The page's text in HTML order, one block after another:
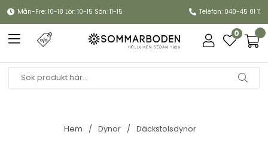
Mån-Fre: 10-18 Lör: 10-15 Sön: 11-15 Telefon: 040-45 01 11
0
Hem Dynor Däckstolsdynor